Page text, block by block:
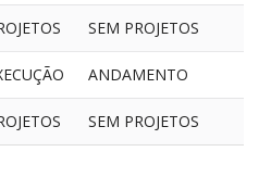
SEM PROJETOS
ANDAMENTO
SEM PROJETOS